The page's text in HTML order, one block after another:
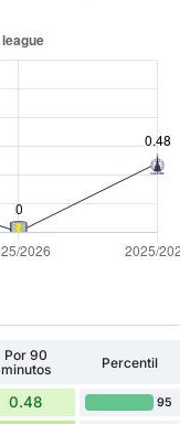
Por 90
minutos
Percentil
0.48 95